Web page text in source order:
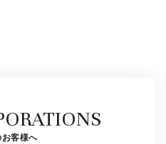
客様へ